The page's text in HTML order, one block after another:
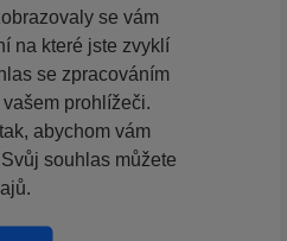
se vám
na které jste zvyklí
se zpracováním
prohlížeči.
abychom vám
souhlas můžete